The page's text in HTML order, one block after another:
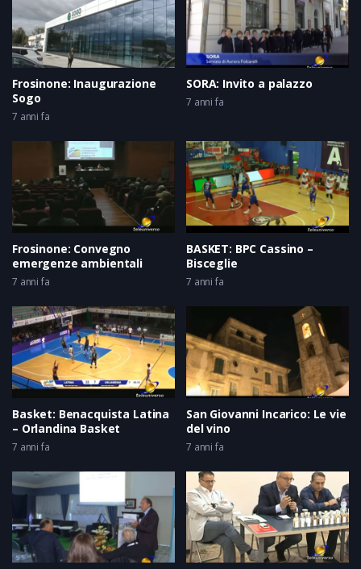
Frosinone: Inaugurazione
Sogo
7 anni fa
SORA: Invito a palazzo
7 anni fa
Frosinone: Convegno
emergenze ambientali
7 anni fa
BASKET: BPC Cassino –
Bisceglie
7 anni fa
Basket: Benacquista Latina
– Orlandina Basket
7 anni fa
San Giovanni Incarico: Le vie
del vino
7 anni fa